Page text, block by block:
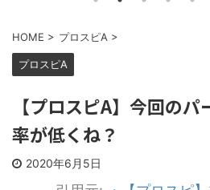
HOME > プロスピA
【プロスピA】今回のパ
率が低くね？